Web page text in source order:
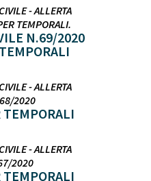
- ALLERTA
TEMPORALI.
N.69/2020
- ALLERTA
2020
TEMPORALI
- ALLERTA
2020
TEMPORALI